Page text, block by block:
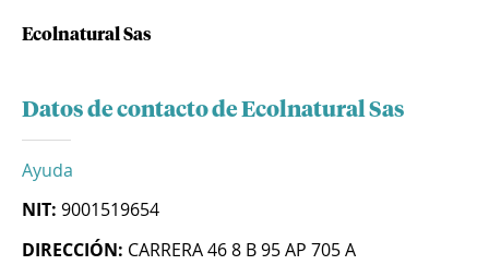
Ecolnatural Sas
Datos de contacto de Ecolnatural Sas
Ayuda
NIT: 9001519654
DIRECCIÓN: CARRERA 46 8 B 95 AP 705 A